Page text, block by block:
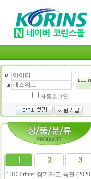
자동로그인
3D Printer 장기재고 특판 (2020